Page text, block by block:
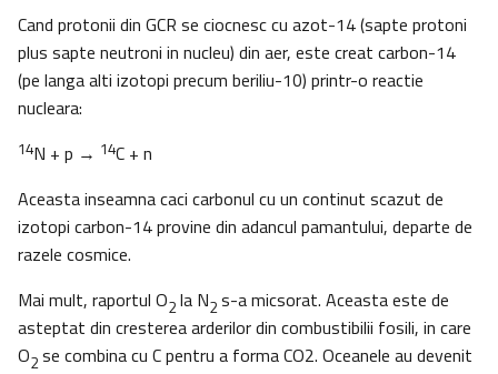
Cand protonii din GCR se ciocnesc cu azot-14 (sapte protoni
plus sapte neutroni in nucleu) din aer, este creat carbon-14
(pe langa alti izotopi precum beriliu-10) printr-o reactie
nucleara:
14N + p → 14C + n
Aceasta inseamna caci carbonul cu un continut scazut de
izotopi carbon-14 provine din adancul pamantului, departe de
razele cosmice.
Mai mult, raportul O2 la N2 s-a micsorat. Aceasta este de
asteptat din cresterea arderilor din combustibilii fosili, in care
O2 se combina cu C pentru a forma CO2. Oceanele au devenit